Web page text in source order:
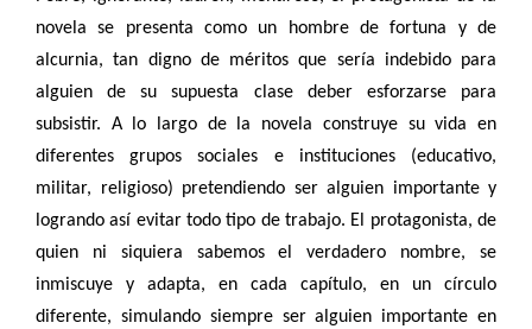
novela se presenta como un hombre de fortuna y de
alcurnia, tan digno de méritos que sería indebido para
alguien de su supuesta clase deber esforzarse para
subsistir. A lo largo de la novela construye su vida en
diferentes grupos sociales e instituciones (educativo,
militar, religioso) pretendiendo ser alguien importante y
logrando así evitar todo tipo de trabajo. El protagonista, de
quien ni siquiera sabemos el verdadero nombre, se
inmiscuye y adapta, en cada capítulo, en un círculo
diferente, simulando siempre ser alguien importante en